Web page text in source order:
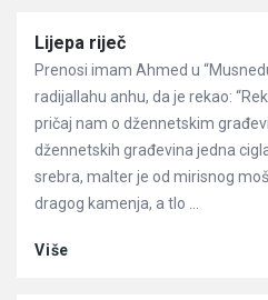
Članci
Lijepa riječ
Prenosi imam Ahmed u
radijallahu anhu, da je rekao:
pričaj nam o džennetskim
džennetskih građevina jedna
srebra, malter je od mirisnog
dragog kamenja, a tlo ...
Više